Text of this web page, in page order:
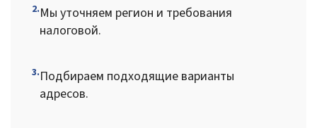
2.Мы уточняем регион и требования
налоговой.
3.Подбираем подходящие варианты
адресов.